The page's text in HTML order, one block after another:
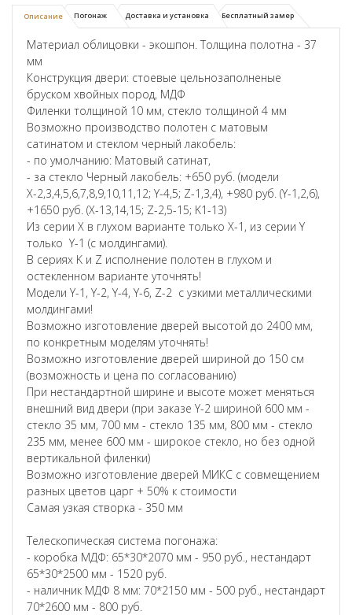
Описание Погонаж Доставка и установка Бесплатный замер
Материал облицовки - экошпон. Толщина полотна - 37
мм
Конструкция двери: стоевые цельнозаполненые
бруском хвойных пород, МДФ
Филенки толщиной 10 мм, стекло толщиной 4 мм
Возможно производство полотен с матовым
сатинатом и стеклом черный лакобель:
- по умолчанию: Матовый сатинат,
- за стекло Черный лакобель: +650 руб. (модели
Х-2,3,4,5,6,7,8,9,10,11,12; Y-4,5; Z-1,3,4), +980 руб. (Y-1,2,6),
+1650 руб. (X-13,14,15; Z-2,5-15; K1-13)
Из серии X в глухом варианте только X-1, из серии Y
только Y-1 (с молдингами).
В сериях K и Z исполнение полотен в глухом и
остекленном варианте уточнять!
Модели Y-1, Y-2, Y-4, Y-6, Z-2 с узкими металлическими
молдингами!
Возможно изготовление дверей высотой до 2400 мм,
по конкретным моделям уточнять!
Возможно изготовление дверей шириной до 150 см
(возможность и цена по согласованию)
При нестандартной ширине и высоте может меняться
внешний вид двери (при заказе Y-2 шириной 600 мм -
стекло 35 мм, 700 мм - стекло 135 мм, 800 мм - стекло
235 мм, менее 600 мм - широкое стекло, но без одной
вертикальной филенки)
Возможно изготовление дверей МИКС с совмещением
разных цветов царг + 50% к стоимости
Самая узкая створка - 350 мм
Телескопическая система погонажа:
- коробка МДФ: 65*30*2070 мм - 950 руб., нестандарт
65*30*2500 мм - 1520 руб.
- наличник МДФ 8 мм: 70*2150 мм - 500 руб., нестандарт
70*2600 мм - 800 руб.